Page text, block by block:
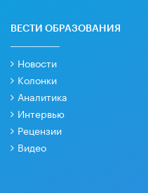
ВЕСТИ ОБРАЗОВАНИЯ
Новости
Колонки
Аналитика
Интервью
Рецензии
Видео